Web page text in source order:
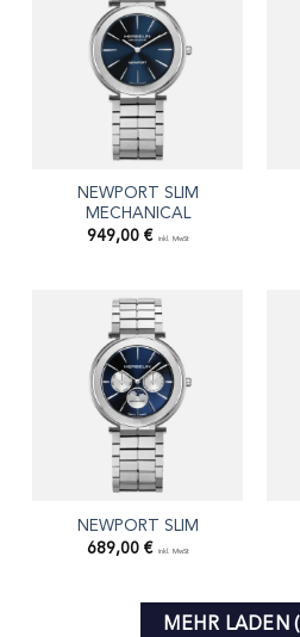
NEWPORT SLIM
MECHANICAL
949,00 € inkl. MwSt
NEWPORT SLIM
689,00 € inkl. MwSt
MEHR LADEN(